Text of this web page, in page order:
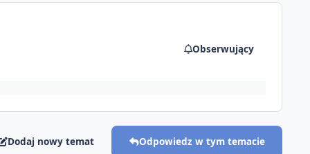
Obserwujący
Dodaj nowy temat Odpowiedz w tym temacie